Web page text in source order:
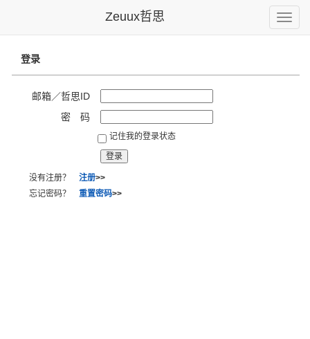
Toggle
Zeuux哲思
登录
邮箱／哲思ID
密 码
记住我的登录状态
没有注册？ 注册>>
忘记密码？ 重置密码>>